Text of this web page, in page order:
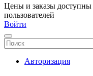
Цены и заказы доступны
пользователей
Войти
Авторизация